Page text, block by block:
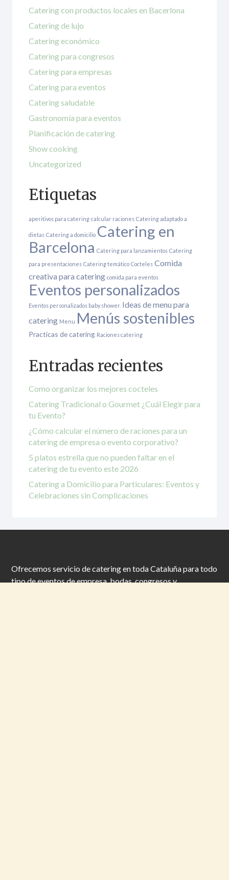
Catering con productos locales en Bacerlona
Catering de lujo
Catering económico
Catering para congresos
Catering para empresas
Catering para eventos
Catering saludable
Gastronomía para eventos
Planificación de catering
Show cooking
Uncategorized
Etiquetas
aperitivos para catering calcular raciones Catering adaptado a
dietas Catering a domicilio Catering en
Barcelona Catering para lanzamientos Catering
para presentaciones Catering temático Cocteles Comida
creativa para catering comida para eventos
Eventos personalizados
Eventos personalizados baby shower. Ideas de menu para
catering Menu Menús sostenibles
Practicas de catering Raciones catering
Entradas recientes
Como organizar los mejores cocteles
Catering Tradicional o Gourmet ¿Cuál Elegir para
tu Evento?
¿Cómo calcular el número de raciones para un
catering de empresa o evento corporativo?
5 platos estrella que no pueden faltar en el
catering de tu evento este 2026
Catering a Domicilio para Particulares: Eventos y
Celebraciones sin Complicaciones
Ofrecemos servicio de catering en toda Cataluña para todo
tipo de eventos de empresa, bodas, congresos y